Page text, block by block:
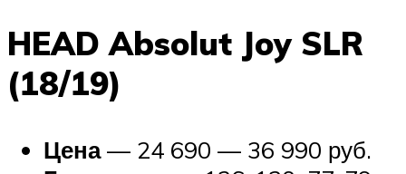
HEAD Absolut Joy SLR
(18/19)
Цена— 24 690 — 36 990 руб.